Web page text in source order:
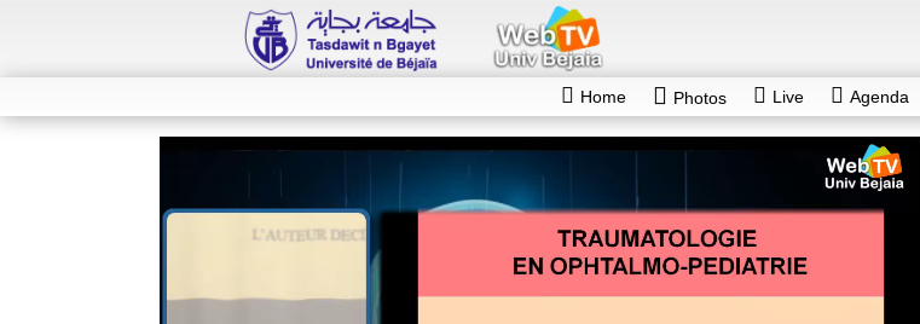
Home Photos Live Agenda